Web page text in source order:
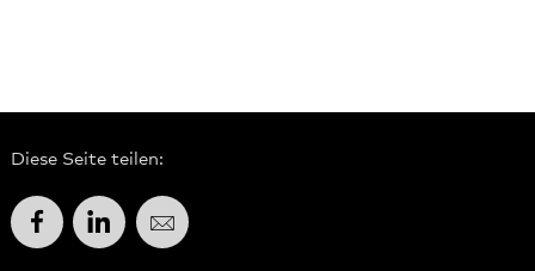
Diese Seite teilen:
FacebookLinkedInE-Mail